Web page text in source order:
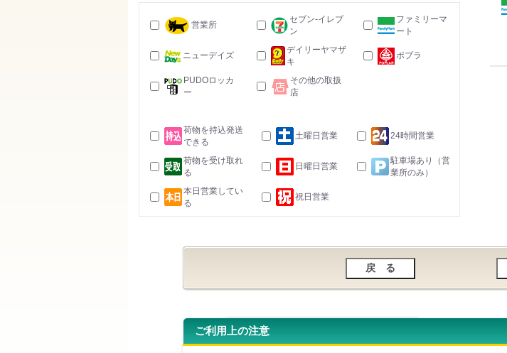
営業所
セブン-イレブ
ン
ファミリーマ
ート
ニューデイズ
デイリーヤマザ
キ
ポプラ
PUDOロッカ
ー
その他の取扱
店
荷物を持込発送
できる
土曜日営業 24時間営業
荷物を受け取れ
る
日曜日営業
駐車場あり（営
業所のみ）
本日営業してい
る
祝日営業
ご利用上の注意